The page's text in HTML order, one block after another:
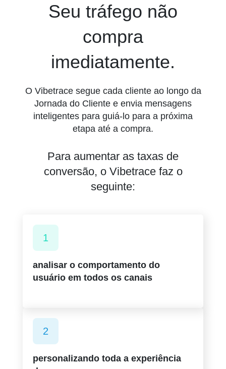
Seu tráfego não
compra
imediatamente.
O Vibetrace segue cada cliente ao longo da
Jornada do Cliente e envia mensagens
inteligentes para guiá-lo para a próxima
etapa até a compra.
Para aumentar as taxas de
conversão, o Vibetrace faz o
seguinte:
1
analisar o comportamento do
usuário em todos os canais
2
personalizando toda a experiência